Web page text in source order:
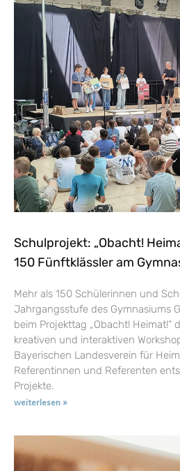
Schulprojekt: „Obacht!
150 Fünftklässler am
Mehr als 150 Schülerinnen und
Jahrgangsstufe des Gymnasiums
beim Projekttag „Obacht! Heimat!“
kreativen und interaktiven
Bayerischen Landesverein für
Referentinnen und Referenten
Projekte.
weiterlesen »